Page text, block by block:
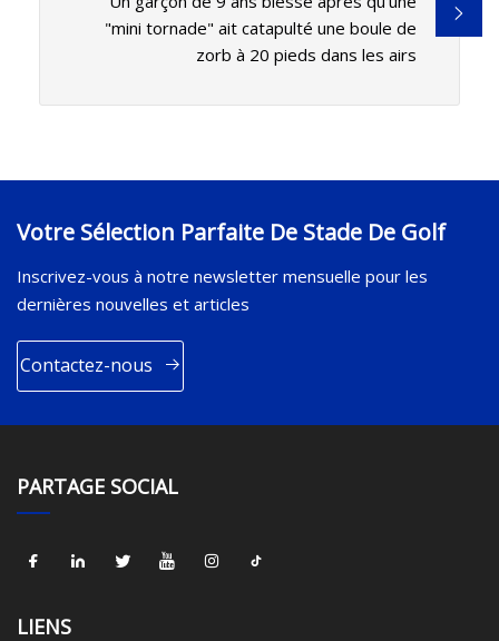
"mini tornade" ait catapulté une boule de
zorb à 20 pieds dans les airs
Votre Sélection Parfaite De Stade De Golf
Inscrivez-vous à notre newsletter mensuelle pour les
dernières nouvelles et articles
Contactez-nous
PARTAGE SOCIAL
LIENS